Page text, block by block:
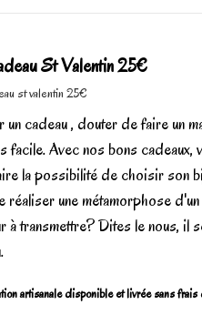
St Valentin 25€
st valentin 25€
cadeau , douter de faire un
facile. Avec nos bons
la possibilité de choisir son
réaliser une métamorphose
à transmettre? Dites le nous, il
artisanale disponible et livrée sans